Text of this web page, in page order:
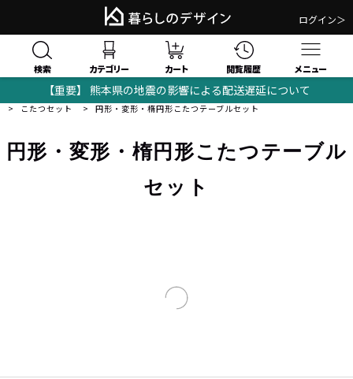
ログイン＞
検索 カテゴリー カート 閲覧履歴 メニュー
【重要】 熊本県の地震の影響による配送遅延について
暮らしのデザイン｜おしゃれな家具・モダンインテリアの通販サイト
こたつ
こたつセット
円形・変形・楕円形こたつテーブルセット
円形・変形・楕円形こたつテーブル
セット